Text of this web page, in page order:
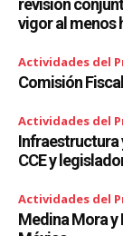
revisión
vigor al menos
Actividades del
Comisión
Actividades del
Infraestructura
CCE y
Actividades del
Medina Mora